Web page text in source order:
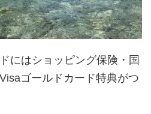
にはショッピング保険・国
ゴールドカード特典がつ